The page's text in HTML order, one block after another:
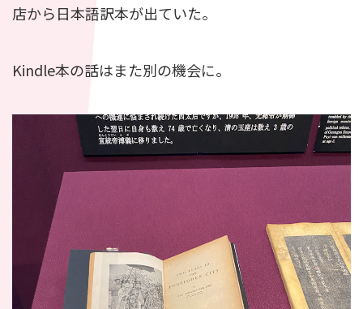
店から日本語訳本が出ていた。
Kindle本の話はまた別の機会に。